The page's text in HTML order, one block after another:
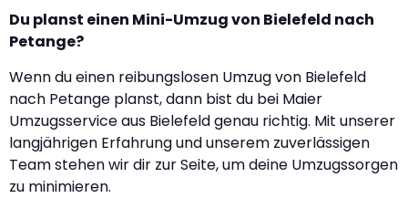
Du planst einen Mini-Umzug von Bielefeld nach
Petange?
Wenn du einen reibungslosen Umzug von Bielefeld
nach Petange planst, dann bist du bei Maier
Umzugsservice aus Bielefeld genau richtig. Mit unserer
langjährigen Erfahrung und unserem zuverlässigen
Team stehen wir dir zur Seite, um deine Umzugssorgen
zu minimieren.